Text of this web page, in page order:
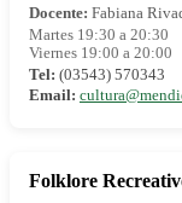
Docente: Fabiana
Martes 19:30 a 20:30
Viernes 19:00 a 20:00
Tel: (03543) 570343
Email:
Folklore